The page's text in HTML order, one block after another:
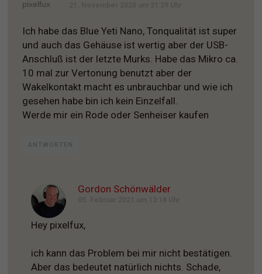
Ich habe das Blue Yeti Nano, Tonqualität ist super
und auch das Gehäuse ist wertig aber der USB-
Anschluß ist der letzte Murks. Habe das Mikro ca.
10 mal zur Vertonung benutzt aber der
Wakelkontakt macht es unbrauchbar und wie ich
gesehen habe bin ich kein Einzelfall.
Werde mir ein Rode oder Senheiser kaufen
ANTWORTEN
Gordon Schönwälder
Hey pixelfux,
ich kann das Problem bei mir nicht bestätigen.
Aber das bedeutet natürlich nichts. Schade,